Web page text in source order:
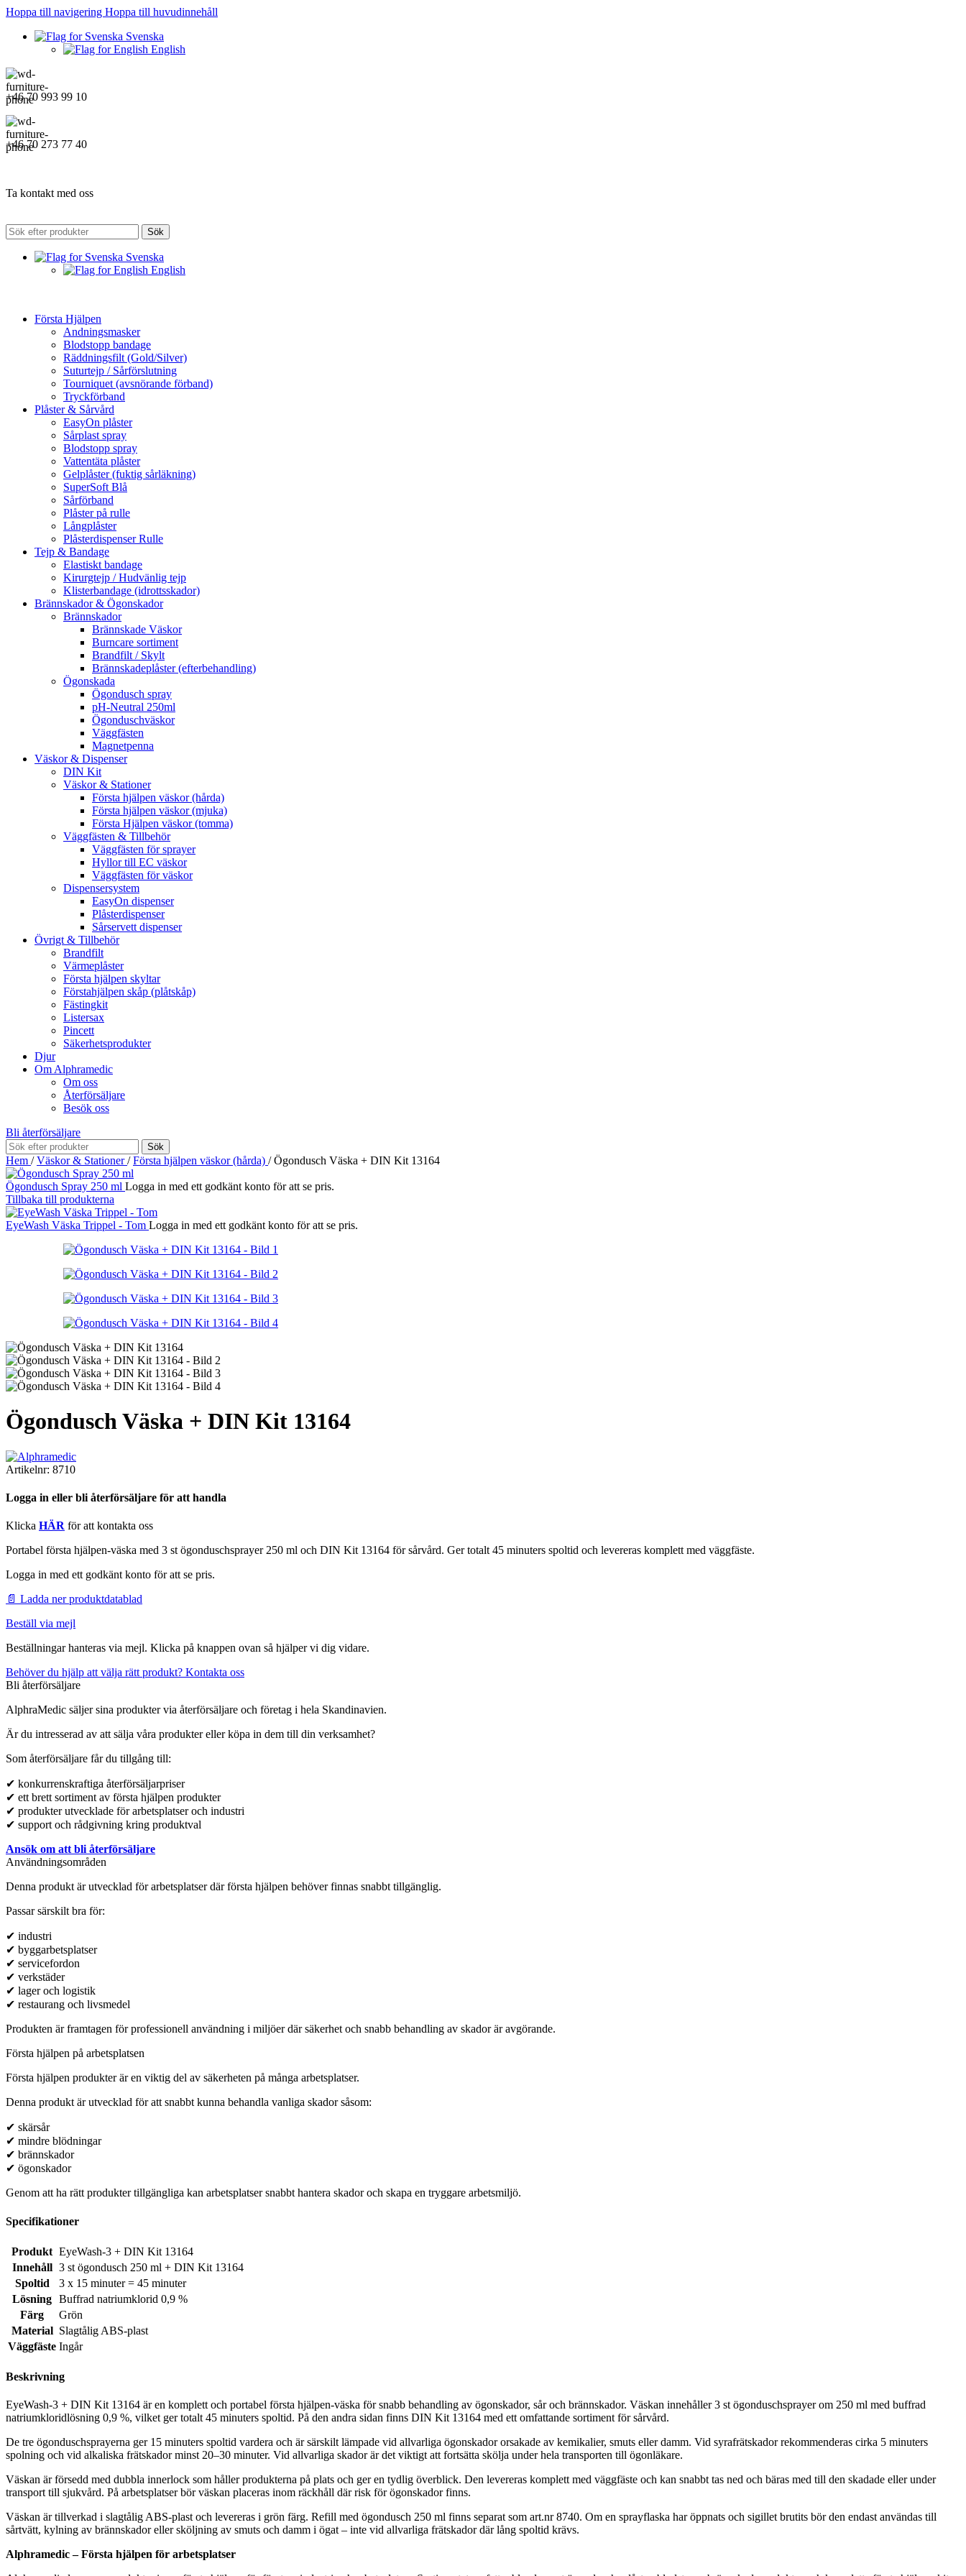
Hoppa till navigering Hoppa till huvudinnehåll
Svenska
English
+46 70 993 99 10
+46 70 273 77 40
Ta kontakt med oss
Sök
Svenska
English
Första Hjälpen
Andningsmasker
Blodstopp bandage
Räddningsfilt (Gold/Silver)
Suturtejp / Sårförslutning
Tourniquet (avsnörande förband)
Tryckförband
Plåster & Sårvård
EasyOn plåster
Sårplast spray
Blodstopp spray
Vattentäta plåster
Gelplåster (fuktig sårläkning)
SuperSoft Blå
Sårförband
Plåster på rulle
Långplåster
Plåsterdispenser Rulle
Tejp & Bandage
Elastiskt bandage
Kirurgtejp / Hudvänlig tejp
Klisterbandage (idrottsskador)
Brännskador & Ögonskador
Brännskador
Brännskade Väskor
Burncare sortiment
Brandfilt / Skylt
Brännskadeplåster (efterbehandling)
Ögonskada
Ögondusch spray
pH-Neutral 250ml
Ögonduschväskor
Väggfästen
Magnetpenna
Väskor & Dispenser
DIN Kit
Väskor & Stationer
Första hjälpen väskor (hårda)
Första hjälpen väskor (mjuka)
Första Hjälpen väskor (tomma)
Väggfästen & Tillbehör
Väggfästen för sprayer
Hyllor till EC väskor
Väggfästen för väskor
Dispensersystem
EasyOn dispenser
Plåsterdispenser
Sårservett dispenser
Övrigt & Tillbehör
Brandfilt
Värmeplåster
Första hjälpen skyltar
Förstahjälpen skåp (plåtskåp)
Fästingkit
Listersax
Pincett
Säkerhetsprodukter
Djur
Om Alphramedic
Om oss
Återförsäljare
Besök oss
Bli återförsäljare
Sök
Hem / Väskor & Stationer/ Första hjälpen väskor (hårda) / Ögondusch Väska + DIN Kit 13164
Ögondusch Spray 250 ml Logga in med ett godkänt konto för att se pris.
Tillbaka till produkterna
EyeWash Väska Trippel - Tom Logga in med ett godkänt konto för att se pris.
Ögondusch Väska + DIN Kit 13164
Artikelnr: 8710
Logga in eller bli återförsäljare för att handla
Klicka HÄR för att kontakta oss
Portabel första hjälpen-väska med 3 st ögonduschsprayer 250 ml och DIN Kit 13164 för sårvård. Ger totalt 45 minuters spoltid och levereras komplett med väggfäste.
Logga in med ett godkänt konto för att se pris.
📄 Ladda ner produktdatablad
Beställ via mejl
Beställningar hanteras via mejl. Klicka på knappen ovan så hjälper vi dig vidare.
Behöver du hjälp att välja rätt produkt? Kontakta oss
Bli återförsäljare
AlphraMedic säljer sina produkter via återförsäljare och företag i hela Skandinavien.
Är du intresserad av att sälja våra produkter eller köpa in dem till din verksamhet?
Som återförsäljare får du tillgång till:
✔ konkurrenskraftiga återförsäljarpriser
✔ ett brett sortiment av första hjälpen produkter
✔ produkter utvecklade för arbetsplatser och industri
✔ support och rådgivning kring produktval
Ansök om att bli återförsäljare
Användningsområden
Denna produkt är utvecklad för arbetsplatser där första hjälpen behöver finnas snabbt tillgänglig.
Passar särskilt bra för:
✔ industri
✔ byggarbetsplatser
✔ servicefordon
✔ verkstäder
✔ lager och logistik
✔ restaurang och livsmedel
Produkten är framtagen för professionell användning i miljöer där säkerhet och snabb behandling av skador är avgörande.
Första hjälpen på arbetsplatsen
Första hjälpen produkter är en viktig del av säkerheten på många arbetsplatser.
Denna produkt är utvecklad för att snabbt kunna behandla vanliga skador såsom:
✔ skärsår
✔ mindre blödningar
✔ brännskador
✔ ögonskador
Genom att ha rätt produkter tillgängliga kan arbetsplatser snabbt hantera skador och skapa en tryggare arbetsmiljö.
Specifikationer
Produkt EyeWash-3 + DIN Kit 13164
Innehåll 3 st ögondusch 250 ml + DIN Kit 13164
Spoltid
3 x 15 minuter = 45 minuter
Lösning Buffrad natriumklorid 0,9 %
Färg
Grön
Material Slagtålig ABS-plast
Väggfäste Ingår
Beskrivning
EyeWash-3 + DIN Kit 13164 är en komplett och portabel första hjälpen-väska för snabb behandling av ögonskador, sår och brännskador. Väskan innehåller 3 st ögonduschsprayer om 250 ml med buffrad
natriumkloridlösning 0,9 %, vilket ger totalt 45 minuters spoltid. På den andra sidan finns DIN Kit 13164 med ett omfattande sortiment för sårvård.
De tre ögonduschsprayerna ger 15 minuters spoltid vardera och är särskilt lämpade vid allvarliga ögonskador orsakade av kemikalier, smuts eller damm. Vid syrafrätskador rekommenderas cirka 5 minuters
spolning och vid alkaliska frätskador minst 20–30 minuter. Vid allvarliga skador är det viktigt att fortsätta skölja under hela transporten till ögonläkare.
Väskan är försedd med dubbla innerlock som håller produkterna på plats och ger en tydlig överblick. Den levereras komplett med väggfäste och kan snabbt tas ned och bäras med till den skadade eller under
transport till sjukvård. På arbetsplatser bör väskan placeras inom räckhåll där risk för ögonskador finns.
Väskan är tillverkad i slagtålig ABS-plast och levereras i grön färg. Refill med ögondusch 250 ml finns separat som art.nr 8740. Om en sprayflaska har öppnats och sigillet brutits bör den endast användas till
sårtvätt, kylning av brännskador eller sköljning av smuts och damm i ögat – inte vid allvarliga frätskador där lång spoltid krävs.
Alphramedic – Första hjälpen för arbetsplatser